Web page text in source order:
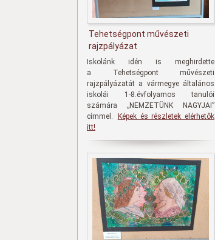
Tehetségpont művészeti
rajzpályázat
Iskolánk idén is meghirdette
a
Tehetségpont művészeti
rajzpályázatát a vármegye általános
iskolái 1-8.évfolyamos tanulói
számára „NEMZETÜNK NAGYJAI ”
címmel.
Képek és részletek elérhetők
itt!